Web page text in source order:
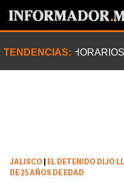
TENDENCIAS:
JALISCO
EL DETENIDO DIJO
DE 25 AÑOS DE EDAD